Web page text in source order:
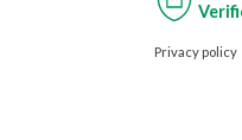
Privacy policy